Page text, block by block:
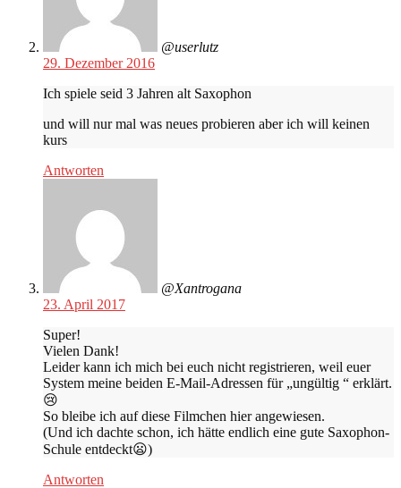
@userlutz
29. Dezember 2016
Ich spiele seid 3 Jahren alt Saxophon
und will nur mal was neues probieren aber ich will keinen
kurs
Antworten
@Xantrogana
23. April 2017
Super!
Vielen Dank!
Leider kann ich mich bei euch nicht registrieren, weil euer
System meine beiden E-Mail-Adressen für „ungültig “ erklärt.
😢
So bleibe ich auf diese Filmchen hier angewiesen.
(Und ich dachte schon, ich hätte endlich eine gute Saxophon-
Schule entdeckt😦)
Antworten